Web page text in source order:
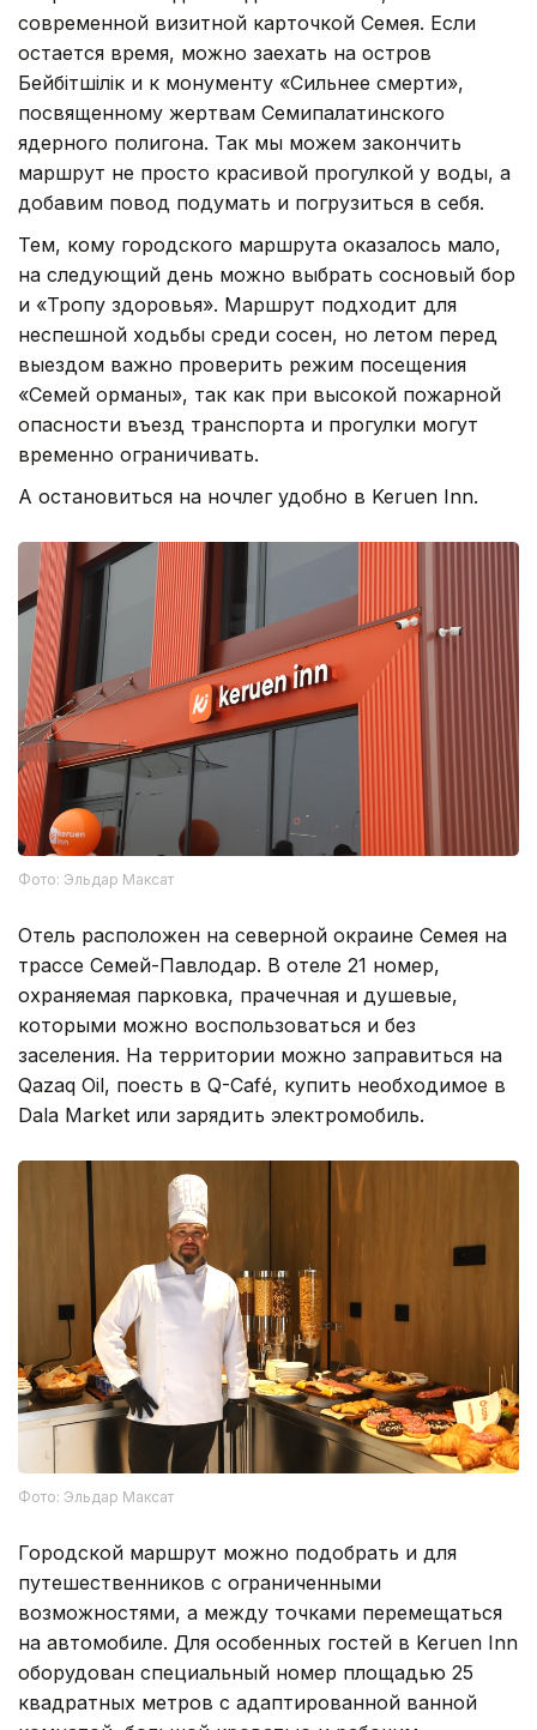
современной визитной карточкой Семея. Если
остается время, можно заехать на остров
Бейбітшілік и к монументу «Сильнее смерти»,
посвященному жертвам Семипалатинского
ядерного полигона. Так мы можем закончить
маршрут не просто красивой прогулкой у воды, а
добавим повод подумать и погрузиться в себя.
Тем, кому городского маршрута оказалось мало,
на следующий день можно выбрать сосновый бор
и «Тропу здоровья». Маршрут подходит для
неспешной ходьбы среди сосен, но летом перед
выездом важно проверить режим посещения
«Семей орманы», так как при высокой пожарной
опасности въезд транспорта и прогулки могут
временно ограничивать.
А остановиться на ночлег удобно в Keruen Inn.
Фото: Эльдар Максат
Отель расположен на северной окраине Семея на
трассе Семей-Павлодар. В отеле 21 номер,
охраняемая парковка, прачечная и душевые,
которыми можно воспользоваться и без
заселения. На территории можно заправиться на
Qazaq Oil, поесть в Q-Café, купить необходимое в
Dala Market или зарядить электромобиль.
Фото: Эльдар Максат
Городской маршрут можно подобрать и для
путешественников с ограниченными
возможностями, а между точками перемещаться
на автомобиле. Для особенных гостей в Keruen Inn
оборудован специальный номер площадью 25
квадратных метров с адаптированной ванной